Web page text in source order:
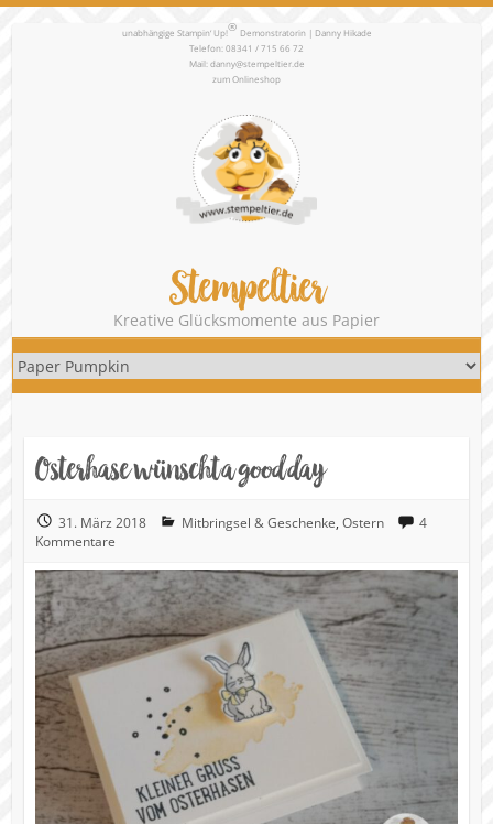
unabhängige Stampin‘ Up!® Demonstratorin | Danny Hikade
Telefon: 08341 / 715 66 72
Mail:danny@stempeltier.de
zumOnlineshop
Stempeltier
Kreative Glücksmomente aus Papier
Osterhase wünscht a good day
31. März 2018 Mitbringsel & Geschenke, Ostern
4
Kommentare